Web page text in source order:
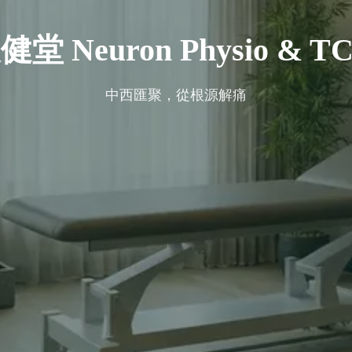
堂 Neuron Physio &
中西匯聚，從根源解痛